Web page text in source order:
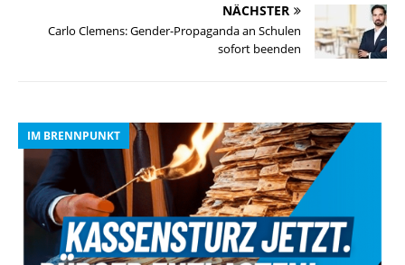
NÄCHSTER
Carlo Clemens: Gender-Propaganda an Schulen
sofort beenden
IM BRENNPUNKT